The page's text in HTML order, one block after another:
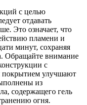
с целью
отдавать
Это означает, что
пламени и
минут, сохраняя
Обращайте внимание
с
покрытием улучшают
из
содержащего гель
огня.